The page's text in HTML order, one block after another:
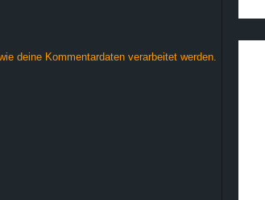
deine Kommentardaten verarbeitet werden.